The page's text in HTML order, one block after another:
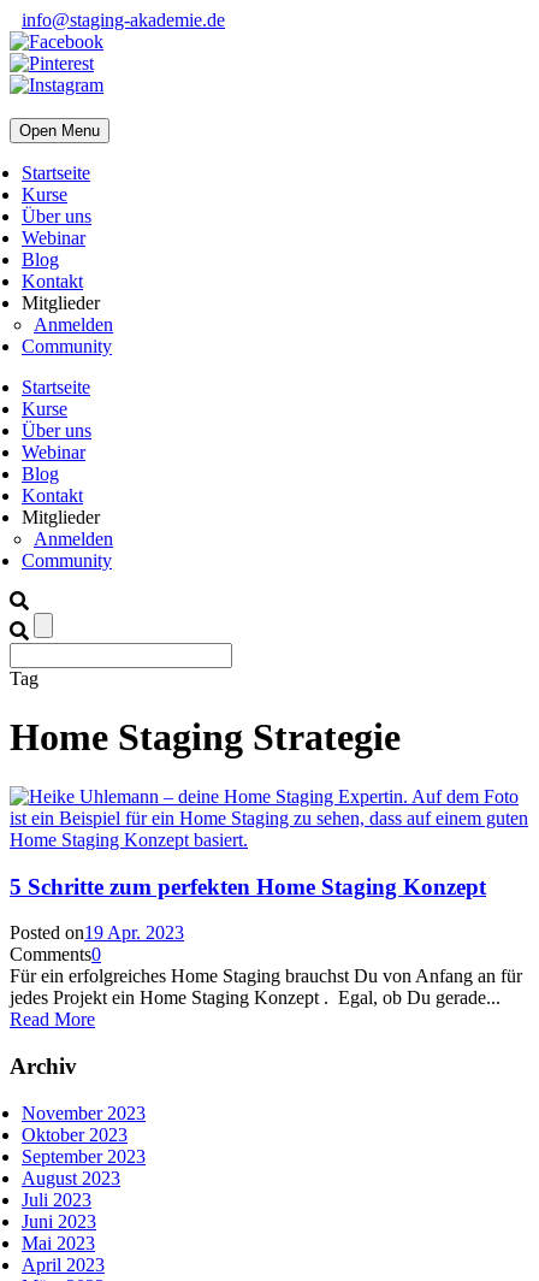
info@staging-akademie.de
Open Menu
Startseite
Kurse
Über uns
Webinar
Blog
Kontakt
Mitglieder
Anmelden
Community
Startseite
Kurse
Über uns
Webinar
Blog
Kontakt
Mitglieder
Anmelden
Community
Tag
Home Staging Strategie
5 Schritte zum perfekten Home Staging Konzept
Posted on19 Apr. 2023
Comments0
Für ein erfolgreiches Home Staging brauchst Du von Anfang an für
jedes Projekt ein Home Staging Konzept . Egal, ob Du gerade...
Read More
Archiv
November 2023
Oktober 2023
September 2023
August 2023
Juli 2023
Juni 2023
Mai 2023
April 2023